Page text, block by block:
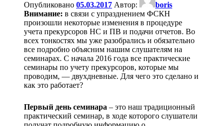
Опубликовано 05.03.2017 Автор:
boris
Внимание: в связи с упразднением ФСКН
произошли некоторые изменения в процедуре
учета прекурсоров НС и ПВ и подачи отчетов. Во
всех тонкостях мы уже разобрались и обязательно
все подробно объясним нашим слушателям на
семинарах. С начала 2016 года все практические
семинары по учету прекурсоров, которые мы
проводим, — двухдневные. Для чего это сделано и
как это работает?
Первый день семинара – это наш традиционный
практический семинар, в ходе которого слушатели